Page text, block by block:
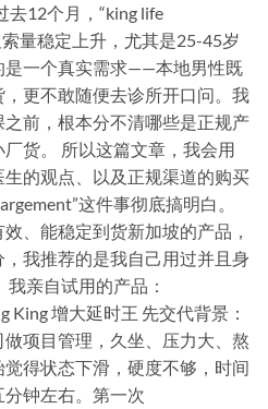
去12个月，“king life
量稳定上升，尤其是25-45岁
是一个真实需求——本地男性既
更不敢随便去诊所开口问。我
前，根本分不清哪些是正规产
货。 所以这篇文章，我会用
的观点、以及正规渠道的购买
这件事彻底搞明白。
、能稳定到货新加坡的产品，
我推荐的是我自己用过并且身
亲自试用的产品：
King 增大延时王 先交代背景：
项目管理，久坐、压力大、熬
得状态下滑，硬度不够，时间
钟左右。第一次